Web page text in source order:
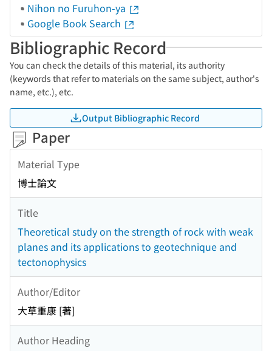
Nihon no Furuhon-ya
Google Book Search
Bibliographic Record
You can check the details of this material, its authority
(keywords that refer to materials on the same subject, author's
name, etc.), etc.
Output Bibliographic Record
Paper
Material Type
博士論文
Title
Theoretical study on the strength of rock with weak
planes and its applications to geotechnique and
tectonophysics
Author/Editor
大草重康 [著]
Author Heading